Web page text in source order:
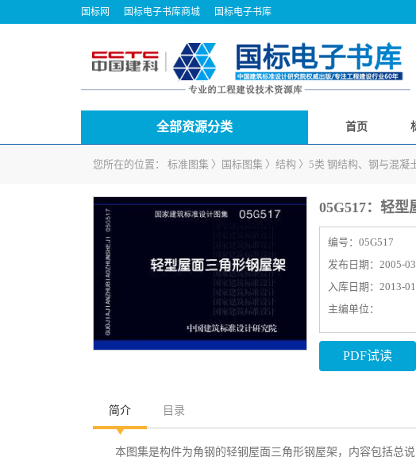
国标网 国标电子书库商城 国标电子书库
全部资源分类 首页
您所在的位置： 标准图集 〉 国标图集 〉 结构 〉 5类 钢结构、钢与混凝
05G517：轻型
编号： 05G517
发布日期：2005-
入库日期：2013-
主编单位：
PDF试读
简介 目录
本图集是构件为角钢的轻钢屋面三角形钢屋架，内容包括总